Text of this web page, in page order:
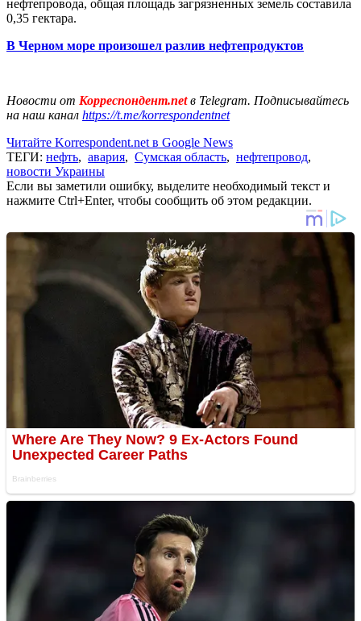
нефтепровода, общая площадь загрязненных земель составила
0,35 гектара.
В Черном море произошел разлив нефтепродуктов
Новости от Корреспондент.netв Telegram. Подписывайтесь
на наш канал https://t.me/korrespondentnet
Читайте Korrespondent.net в Google News
ТЕГИ: нефть, авария, Сумская область, нефтепровод,
новости Украины
Если вы заметили ошибку, выделите необходимый текст и
нажмите Ctrl+Enter, чтобы сообщить об этом редакции.